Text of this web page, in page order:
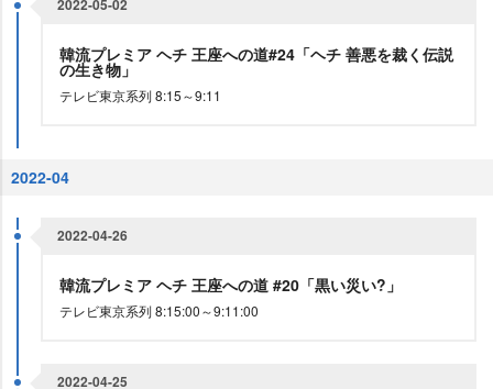
2022-05-02
韓流プレミア ヘチ 王座への道#24「ヘチ 善悪を裁く伝説
の生き物」
テレビ東京系列 8:15～9:11
2022-04
2022-04-26
韓流プレミア ヘチ 王座への道 #20「黒い災い?」
テレビ東京系列 8:15:00～9:11:00
2022-04-25